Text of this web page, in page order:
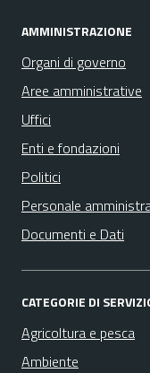
AMMINISTRAZIONE
Organi di governo
Aree amministrative
Uffici
Enti e fondazioni
Politici
Personale
Documenti e Dati
CATEGORIE DI
Agricoltura e pesca
Ambiente